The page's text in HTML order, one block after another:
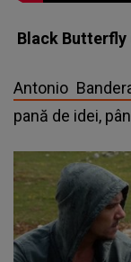
Black Butterfly
Antonio
pană de idei,